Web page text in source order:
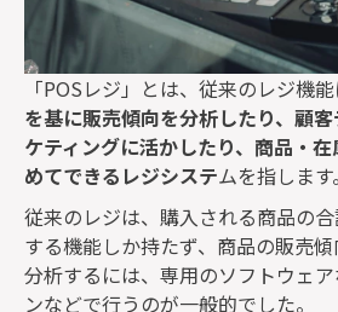
「POSレジ」とは、従来のレジ機
を基に販売傾向を分析したり、顧
ケティングに活かしたり、商品・
めてできるレジシステムを指します。
従来のレジは、購入される商品の
する機能しか持たず、商品の販売
分析するには、専用のソフトウェ
ンなどで行うのが一般的でした。